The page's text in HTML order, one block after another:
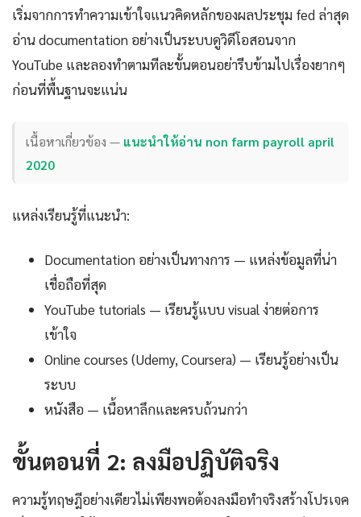
เริ่มจากการทำความเข้าใจแนวคิดหลักของผลประชุม fed ล่าสุด
อ่าน documentation อย่างเป็นระบบดูวิดีโอสอนจาก
YouTube และลองทำตามทีละขั้นตอนอย่ารีบข้ามไปเรื่องยากๆ
ก่อนที่พื้นฐานจะแน่น
เนื้อหาเกี่ยวข้อง — แนะนำให้อ่าน non farm payroll april
2020
แหล่งเรียนรู้ที่แนะนำ:
Documentation อย่างเป็นทางการ — แหล่งข้อมูลที่น่า
เชื่อถือที่สุด
YouTube tutorials — เรียนรู้แบบ visual ง่ายต่อการ
เข้าใจ
Online courses (Udemy, Coursera) — เรียนรู้อย่างเป็น
ระบบ
หนังสือ — เนื้อหาลึกและครบถ้วนกว่า
ขั้นตอนที่ 2: ลงมือปฏิบัติจริง
ความรู้ทฤษฎีอย่างเดียวไม่เพียงพอต้องลงมือทำจริงสร้างโปรเจค